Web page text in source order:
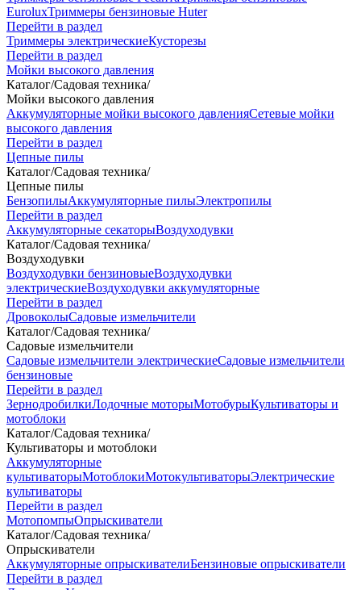
EuroluxТриммеры бензиновые Huter
Перейти в раздел
Триммеры электрическиеКусторезы
Перейти в раздел
Мойки высокого давления
Каталог/Садовая техника/
Мойки высокого давления
Аккумуляторные мойки высокого давленияСетевые мойки
высокого давления
Перейти в раздел
Цепные пилы
Каталог/Садовая техника/
Цепные пилы
БензопилыАккумуляторные пилыЭлектропилы
Перейти в раздел
Аккумуляторные секаторыВоздуходувки
Каталог/Садовая техника/
Воздуходувки
Воздуходувки бензиновыеВоздуходувки
электрическиеВоздуходувки аккумуляторные
Перейти в раздел
ДровоколыСадовые измельчители
Каталог/Садовая техника/
Садовые измельчители
Садовые измельчители электрическиеСадовые измельчители
бензиновые
Перейти в раздел
ЗернодробилкиЛодочные моторыМотобурыКультиваторы и
мотоблоки
Каталог/Садовая техника/
Культиваторы и мотоблоки
Аккумуляторные
культиваторыМотоблокиМотокультиваторыЭлектрические
культиваторы
Перейти в раздел
МотопомпыОпрыскиватели
Каталог/Садовая техника/
Опрыскиватели
Аккумуляторные опрыскивателиБензиновые опрыскиватели
Перейти в раздел